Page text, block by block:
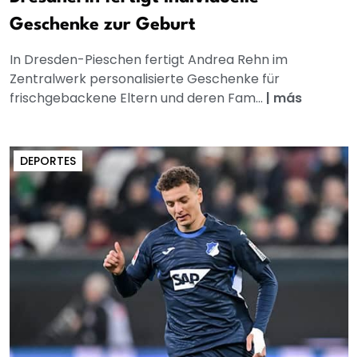
Geschenke zur Geburt
In Dresden-Pieschen fertigt Andrea Rehn im
Zentralwerk personalisierte Geschenke für
frischgebackene Eltern und deren Fam... | más
DEPORTES